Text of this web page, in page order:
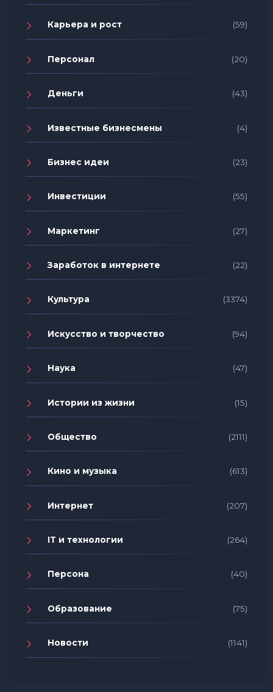
Карьера и рост (59)
Персонал (20)
Деньги (43)
Известные бизнесмены (4)
Бизнес идеи (23)
Инвестиции (55)
Маркетинг (27)
Заработок в интернете (22)
Культура (3374)
Искусство и творчество (94)
Наука (47)
Истории из жизни (15)
Общество (2111)
Кино и музыка (613)
Интернет (207)
IT и технологии (264)
Персона (40)
Образование (75)
Новости (1141)